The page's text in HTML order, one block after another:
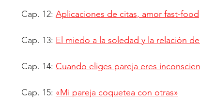
Cap. 12: Aplicaciones de citas, amor fast-food
Cap. 13: El miedo a la soledad y la relación
Cap. 14: Cuando eliges pareja eres
Cap. 15: «Mi pareja coquetea con otras»